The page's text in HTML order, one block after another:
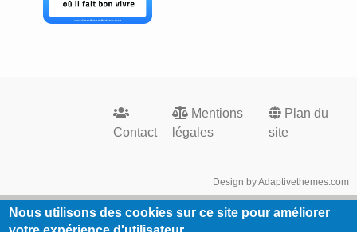
Footer
menu
Contact
Mentions
légales
Plan du
site
Design by Adaptivethemes.com
Nous utilisons des cookies sur ce site pour améliorer